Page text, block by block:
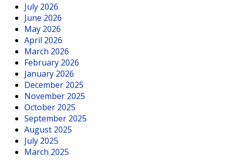
July 2026
June 2026
May 2026
April 2026
March 2026
February 2026
January 2026
December 2025
November 2025
October 2025
September 2025
August 2025
July 2025
March 2025